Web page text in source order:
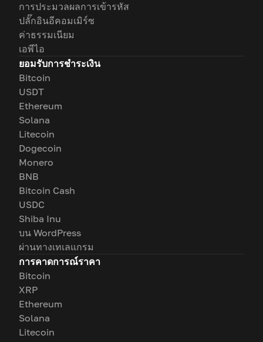
การประมวลผลการเข้ารหัส
ปลั๊กอินอีคอมเมิร์ซ
ค่าธรรมเนียม
เอพีไอ
ยอมรับการชำระเงิน
Bitcoin
USDT
Ethereum
Solana
Litecoin
Dogecoin
Monero
BNB
Bitcoin Cash
USDC
Shiba Inu
บน WordPress
ผ่านทางเทเลแกรม
การคาดการณ์ราคา
Bitcoin
XRP
Ethereum
Solana
Litecoin